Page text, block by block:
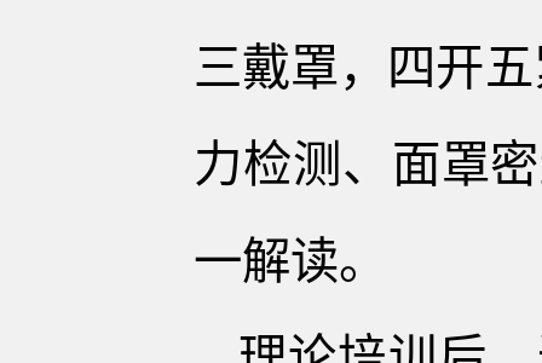
三戴罩，四开
力检测、面罩
一解读。